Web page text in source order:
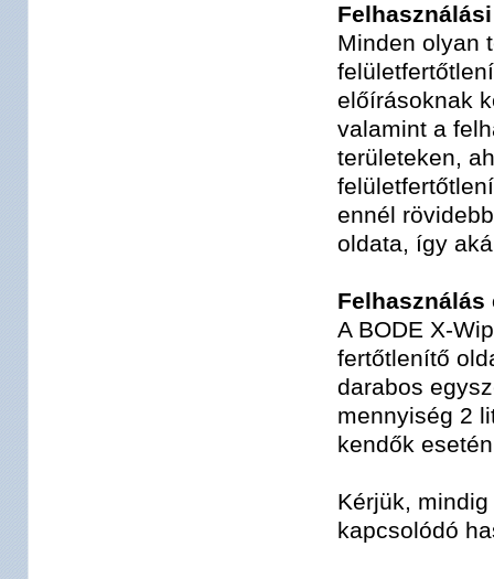
Minden olyan
előírásoknak
valamint a
területeken,
ennél
oldata, így
Felhasználás
A BODE X-
fertőtlenítő
darabos
mennyiség 2
kendők
Kérjük,
kapcsolódó